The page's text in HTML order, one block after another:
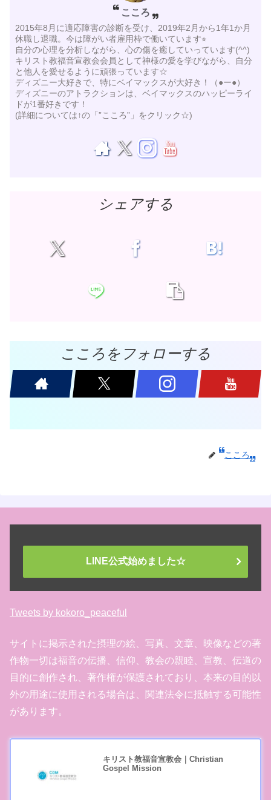
こころ
2015年8月に適応障害の診断を受け、2019年2月から1年1か月
休職し退職。今は障がい者雇用枠で働いています⭐︎
自分の心理を分析しながら、心の傷を癒していっています(^^)
キリスト教福音宣教会会員として神様の愛を学びながら、自分
と他人を愛せるように頑張っています☆
ディズニー大好きで、特にベイマックスが大好き！（●ー●）
ディズニーのアトラクションは、ベイマックスのハッピーライ
ドが1番好きです！
(詳細については↑の「”こころ”」をクリック☆)
シェアする
こころをフォローする
こころ
LINE公式始めました☆
Tweets by kokoro_peaceful
サイトに掲示された摂理の絵、写真、文章、映像などの著
作物一切は福音の伝播、信仰、教会の親睦、宣教、伝道の
目的に創作され、著作権が保護されており、本来の目的以
外の用途に使用される場合は、関連法令に抵触する可能性
があります。
キリスト教福音宣教会｜Christian
Gospel Mission